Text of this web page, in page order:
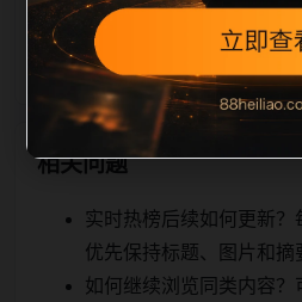
可抓取性。第3条内容作为初始
深度补齐、内链结构完善和后
相关问题
实时热榜后续如何更新？
优先保持标题、图片和摘
如何继续浏览同类内容